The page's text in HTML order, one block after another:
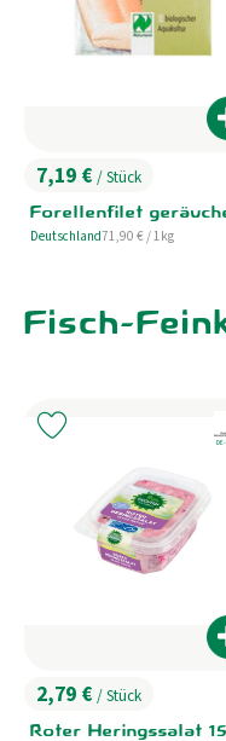
Aktuelles
B2B
, Preis:
7,19 € / Stück
Forellenfilet
, Herkunft:
Deutschland, Referenzpreis:
71,90 € / 1kg
Fisch-
, Preis:
2,79 € / Stück
Roter Heringssalat
,
,
Produkt zu Favouriten